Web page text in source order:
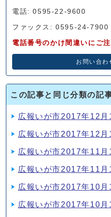
電話: 0595-22-9600
ファックス: 0595-24-7900
電話番号のかけ間違いにご
お問い合わ
この記事と同じ分類の記
広報いが市2017年12月
広報いが市2017年12月
広報いが市2017年11月
広報いが市2017年11月
広報いが市2017年10月
広報いが市2017年10月